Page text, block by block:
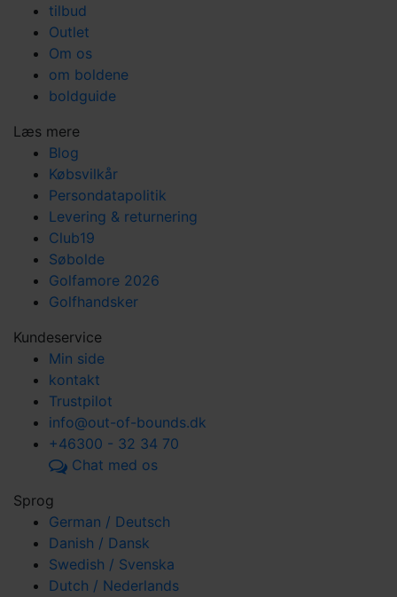
tilbud
Outlet
Om os
om boldene
boldguide
Læs mere
Blog
Købsvilkår
Persondatapolitik
Levering & returnering
Club19
Søbolde
Golfamore 2026
Golfhandsker
Kundeservice
Min side
kontakt
Trustpilot
info@out-of-bounds.dk
+46300 - 32 34 70
Chat med os
Sprog
German / Deutsch
Danish / Dansk
Swedish / Svenska
Dutch / Nederlands